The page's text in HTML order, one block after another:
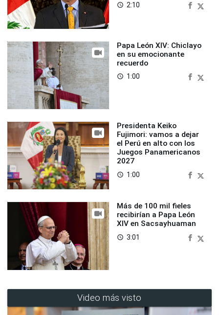
access_time 2:10
Papa León XIV: Chiclayo
en su emocionante
recuerdo
access_time 1:00
Presidenta Keiko
Fujimori: vamos a dejar
el Perú en alto con los
Juegos Panamericanos
2027
access_time 1:00
Más de 100 mil fieles
recibirían a Papa León
XIV en Sacsayhuaman
access_time 3:01
Video más visto